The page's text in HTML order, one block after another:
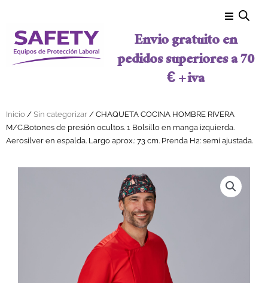
Envio gratuito en
pedidos superiores a 70
€ + iva
Inicio / Sin categorizar / CHAQUETA COCINA HOMBRE RIVERA
M/C.Botones de presión ocultos. 1 Bolsillo en manga izquierda.
Aerosilver en espalda. Largo aprox.: 73 cm. Prenda H2: semi ajustada.